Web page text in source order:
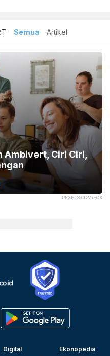
Semua Artikel
PEXELS.COM/FOX
Ambivert, Ciri Ciri,
Digital
Ekonopedia